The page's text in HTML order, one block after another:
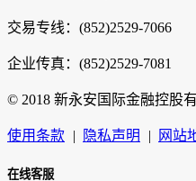
交易专线：(852)2529-7066
企业传真：(852)2529-7081
© 2018 新永安国际金融控股
使用条款 | 隐私声明 | 网站
在线客服